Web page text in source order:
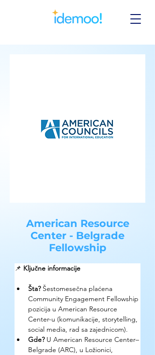
American Resource
Center - Belgrade
Fellowship
📌 Ključne informacije
Šta? Šestomesečna plaćena
Community Engagement Fellowship
pozicija u American Resource
Center-u (komunikacije, storytelling,
social media, rad sa zajednicom).
Gde? U American Resource Center–
Belgrade (ARC), u Ložionici,